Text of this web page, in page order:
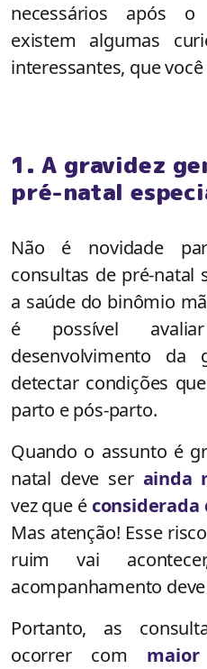
necessários após o
existem algumas
interessantes, que
1. A gravidez
pré-natal
Não é novidade
consultas de pré-natal
a saúde do binômio
é possível
desenvolvimento da
detectar condições
parto e pós-parto.
Quando o assunto é
natal deve ser ainda
vez que é considerada
Mas atenção! Esse
ruim vai
acompanhamento
Portanto, as
ocorrer com